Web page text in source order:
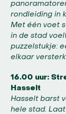
rondleiding in
Met één voet
in de stad
puzzelstukje:
elkaar
16.00 uur:
Hasselt
Hasselt barst
hele stad.